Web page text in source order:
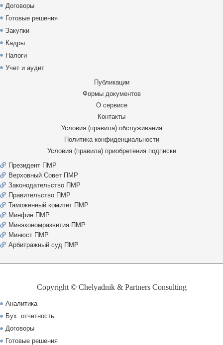
Договоры
Готовые решения
Закупки
Кадры
Налоги
Учет и аудит
Публикации
Формы документов
О сервисе
Контакты
Условия (правила) обслуживания
Политика конфиденциальности
Условия (правила) приобретения подписки
Президент ПМР
Верховный Совет ПМР
Законодательство ПМР
Правительство ПМР
Таможенный комитет ПМР
Минфин ПМР
Минэкономразвития ПМР
Минюст ПМР
Арбитражный суд ПМР
Copyright © Chelyadnik & Partners Consulting
Аналитика
Бух. отчетность
Договоры
Готовые решения